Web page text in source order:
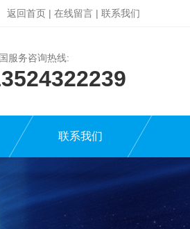
返回首页 | 在线留言 | 联系我们
服务咨询热线:
联系我们